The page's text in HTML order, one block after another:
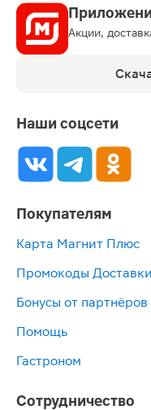
Акции,
Наши соцсети
Покупателям
Карта Магнит Плюс
Промокоды Доставки
Бонусы от партнёров
Помощь
Гастроном
Сотрудничество